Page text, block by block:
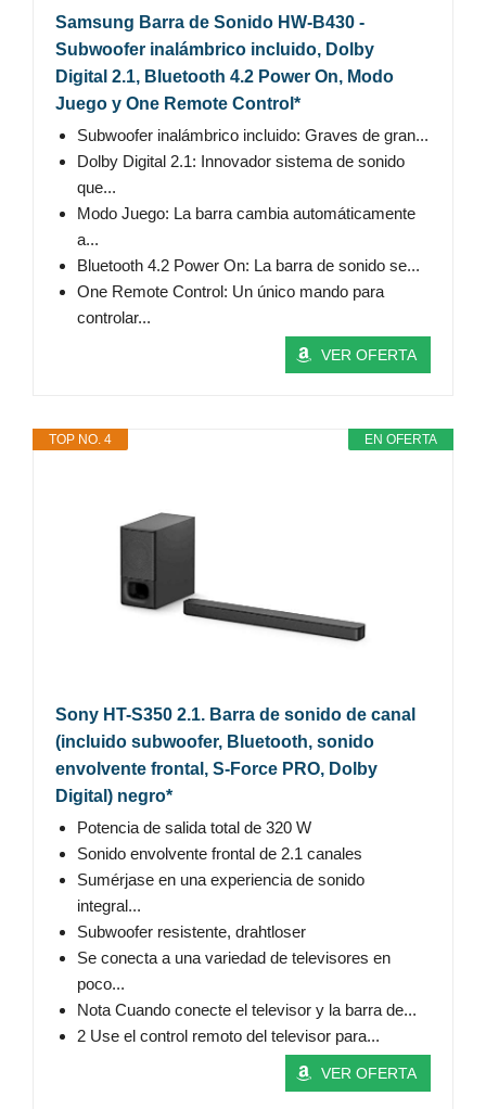
Samsung Barra de Sonido HW-B430 -
Subwoofer inalámbrico incluido, Dolby
Digital 2.1, Bluetooth 4.2 Power On, Modo
Juego y One Remote Control*
Subwoofer inalámbrico incluido: Graves de gran...
Dolby Digital 2.1: Innovador sistema de sonido
que...
Modo Juego: La barra cambia automáticamente
a...
Bluetooth 4.2 Power On: La barra de sonido se...
One Remote Control: Un único mando para
controlar...
VER OFERTA
EN OFERTA
TOP NO. 4
Sony HT-S350 2.1. Barra de sonido de canal
(incluido subwoofer, Bluetooth, sonido
envolvente frontal, S-Force PRO, Dolby
Digital) negro*
Potencia de salida total de 320 W
Sonido envolvente frontal de 2.1 canales
Sumérjase en una experiencia de sonido
integral...
Subwoofer resistente, drahtloser
Se conecta a una variedad de televisores en
poco...
Nota Cuando conecte el televisor y la barra de...
2 Use el control remoto del televisor para...
VER OFERTA